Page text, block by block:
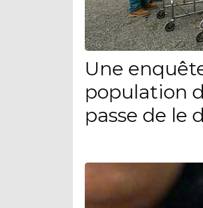
Une
population
passe de le